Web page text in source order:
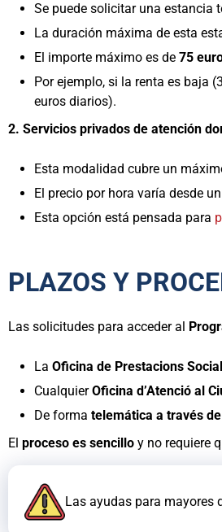
Se puede solicitar una estancia
La duración máxima de esta
El importe máximo es de 75
Por ejemplo, si la renta es baja
euros diarios).
2. Servicios privados de atención
Esta modalidad cubre un
El precio por hora varía desde
Esta opción está pensada para
PLAZOS Y
Las solicitudes para acceder al
La Oficina de Prestacions
CualquierOficina d’Atenció al
De forma telemática a través
El proceso es sencillo y no requiere
Las ayudas para mayores